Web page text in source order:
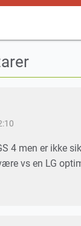
4 men er ikke
vs en LG